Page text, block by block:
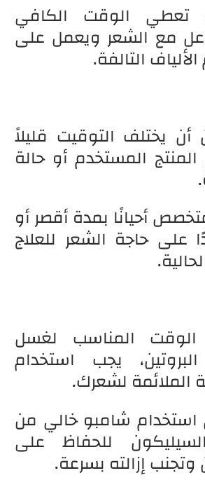
تعطي الوقت الكافي
مع الشعر ويعمل على
التالفة.
أن يختلف التوقيت قليلاً
المستخدم أو حالة
أحيانًا بمدة أقصر أو
على حاجة الشعر للعلاج
الوقت المناسب لغسل
يجب استخدام
الملائمة لشعرك.
استخدام شامبو خالي من
للحفاظ على
وتجنب إزالته بسرعة.